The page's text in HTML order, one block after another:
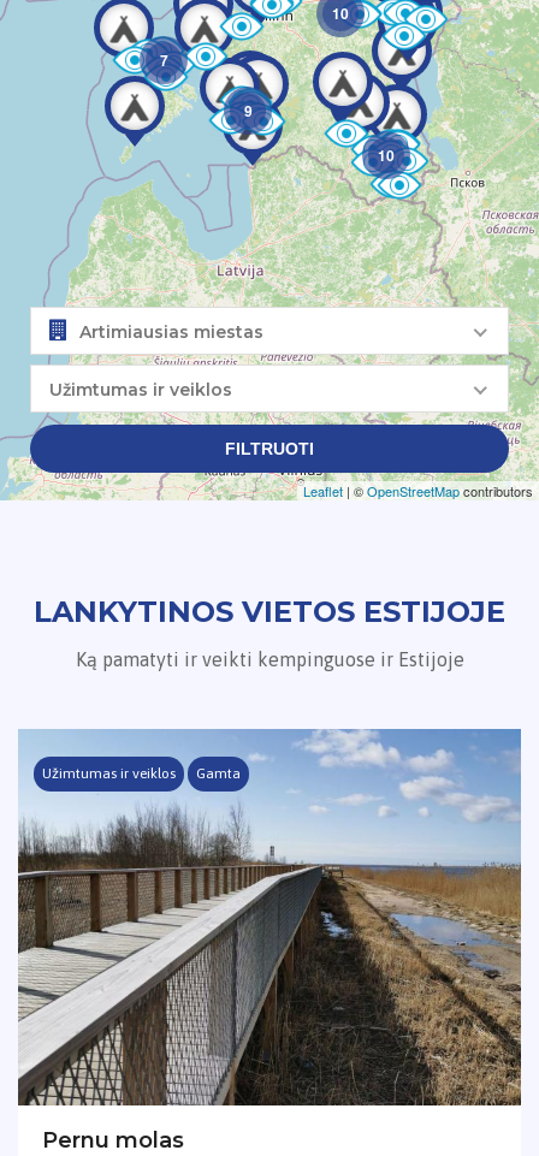
9
7
10
10
Leaflet | ©OpenStreetMapcontributors
Artimiausias miestas
Užimtumas ir veiklos
FILTRUOTI
LANKYTINOS VIETOS ESTIJOJE
Ką pamatyti ir veikti kempinguose ir Estijoje
Užimtumas ir veiklos Gamta
Pernu molas